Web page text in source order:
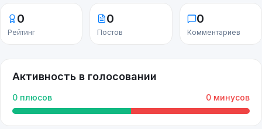
0
Рейтинг
0
Постов
0
Комментариев
Активность в голосовании
0 плюсов 0 минусов